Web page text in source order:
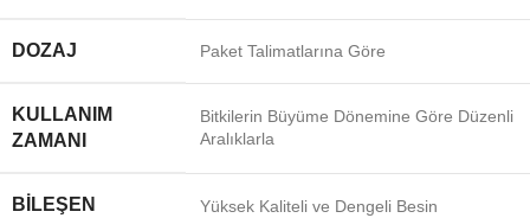
DOZAJ Paket Talimatlarına Göre
KULLANIM
ZAMANI
Bitkilerin Büyüme Dönemine Göre Düzenli
Aralıklarla
BILEŞEN
Yüksek Kaliteli ve Dengeli Besin